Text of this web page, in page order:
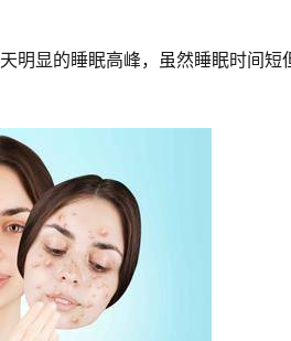
明显的睡眠高峰，虽然睡眠时间